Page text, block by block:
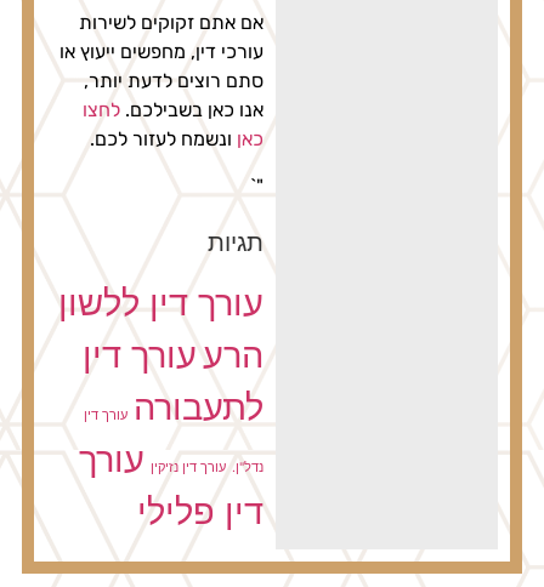
אם אתם זקוקים לשירות
עורכי דין, מחפשים ייעוץ או
סתם רוצים לדעת יותר,
אנו כאן בשבילכם. לחצו
כאן ונשמח לעזור לכם.
"`
תגיות
עורך דין ללשון
הרעעורך דין
לתעבורה עורך דין
נדל"ן. עורך דין נזיקין עורך
דין פלילי